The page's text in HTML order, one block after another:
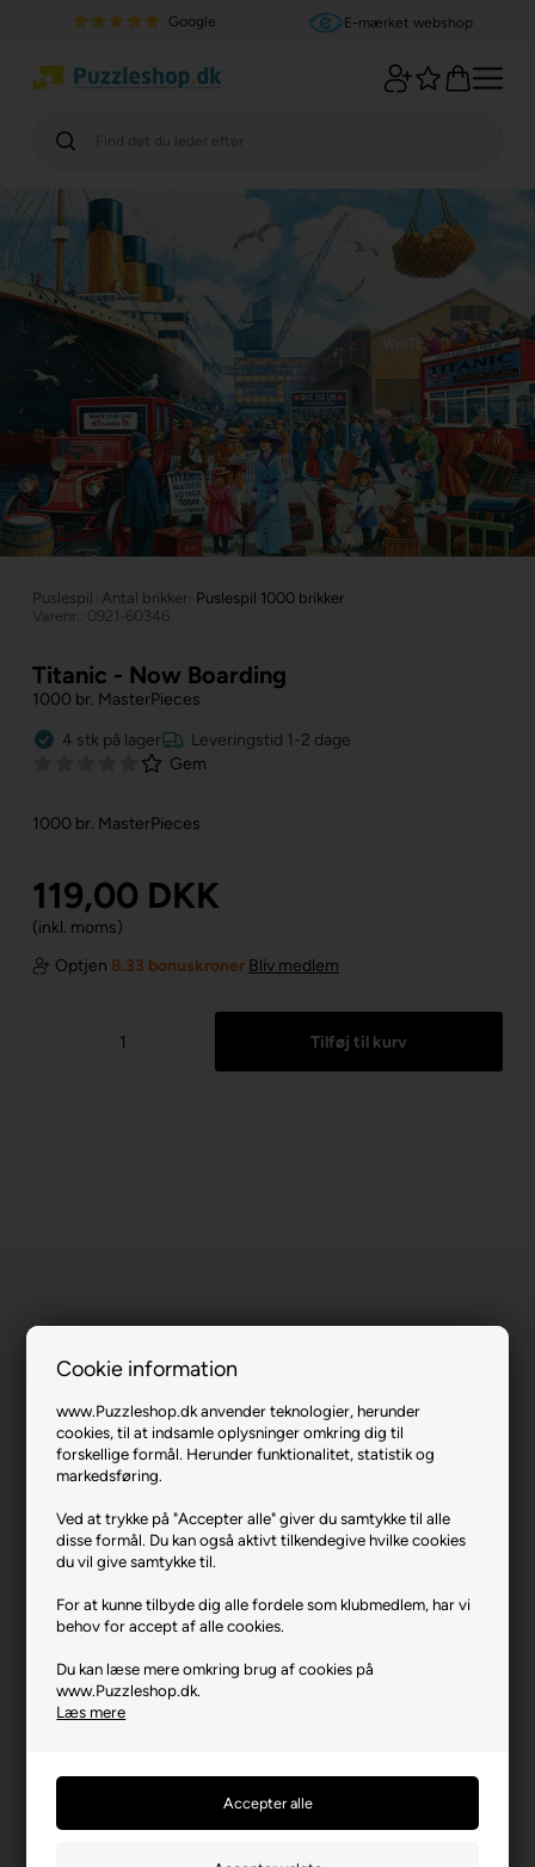
Cookie information
www.Puzzleshop.dk anvender teknologier, herunder
cookies, til at indsamle oplysninger omkring dig til
forskellige formål. Herunder funktionalitet, statistik og
markedsføring.
Ved at trykke på "Accepter alle" giver du samtykke til alle
disse formål. Du kan også aktivt tilkendegive hvilke cookies
du vil give samtykke til.
For at kunne tilbyde dig alle fordele som klubmedlem, har vi
behov for accept af alle cookies.
Du kan læse mere omkring brug af cookies på
www.Puzzleshop.dk.
Læs mere
Google E-mærket webshop
Puslespil Antal brikker Puslespil 1000 brikker
Varenr.: 0921-60346
Titanic - Now Boarding
1000 br. MasterPieces
4 stk på lager
Leveringstid 1-2 dage
Gem
1000 br. MasterPieces
119,00 DKK
(inkl. moms)
Optjen 8.33 bonuskroner Bliv medlem
Varenr.: 0921-60346
Producent
Antal brikker
1000
Længde i cm (ca.)
Bredde i cm (ca.)
49
Brikstørrelse i cm² (ca.)
Kunstner
Kevin Walsh
Producentadresse
Producent hjemmeside
masterpiecesinc.com
Advarsler